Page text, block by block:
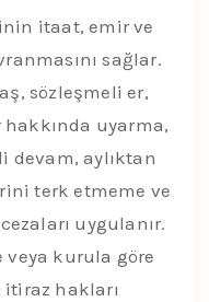
itaat, emir ve
sağlar.
sözleşmeli er,
uyarma,
devam, aylıktan
terk etmeme ve
uygulanır.
kurula göre
itiraz hakları